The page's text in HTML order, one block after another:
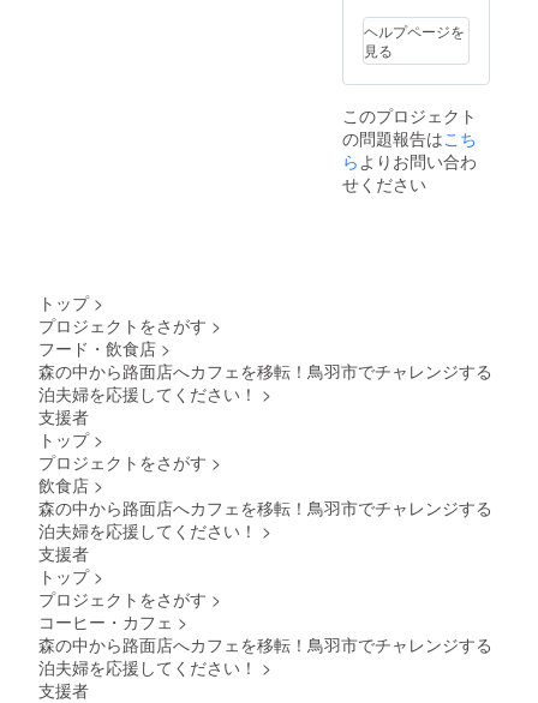
4月〜
2024年
3月末
ヘルプページを
見る
このプロジェクト
の問題報告はこち
ら よりお問い合わ
せください
トップ >
プロジェクトをさがす >
フード・飲食店 >
森の中から路面店へカフェを移転！鳥羽市でチャレンジする
泊夫婦を応援してください！ >
支援者
トップ >
プロジェクトをさがす >
飲食店 >
森の中から路面店へカフェを移転！鳥羽市でチャレンジする
泊夫婦を応援してください！ >
支援者
トップ >
プロジェクトをさがす >
コーヒー・カフェ >
森の中から路面店へカフェを移転！鳥羽市でチャレンジする
泊夫婦を応援してください！ >
支援者